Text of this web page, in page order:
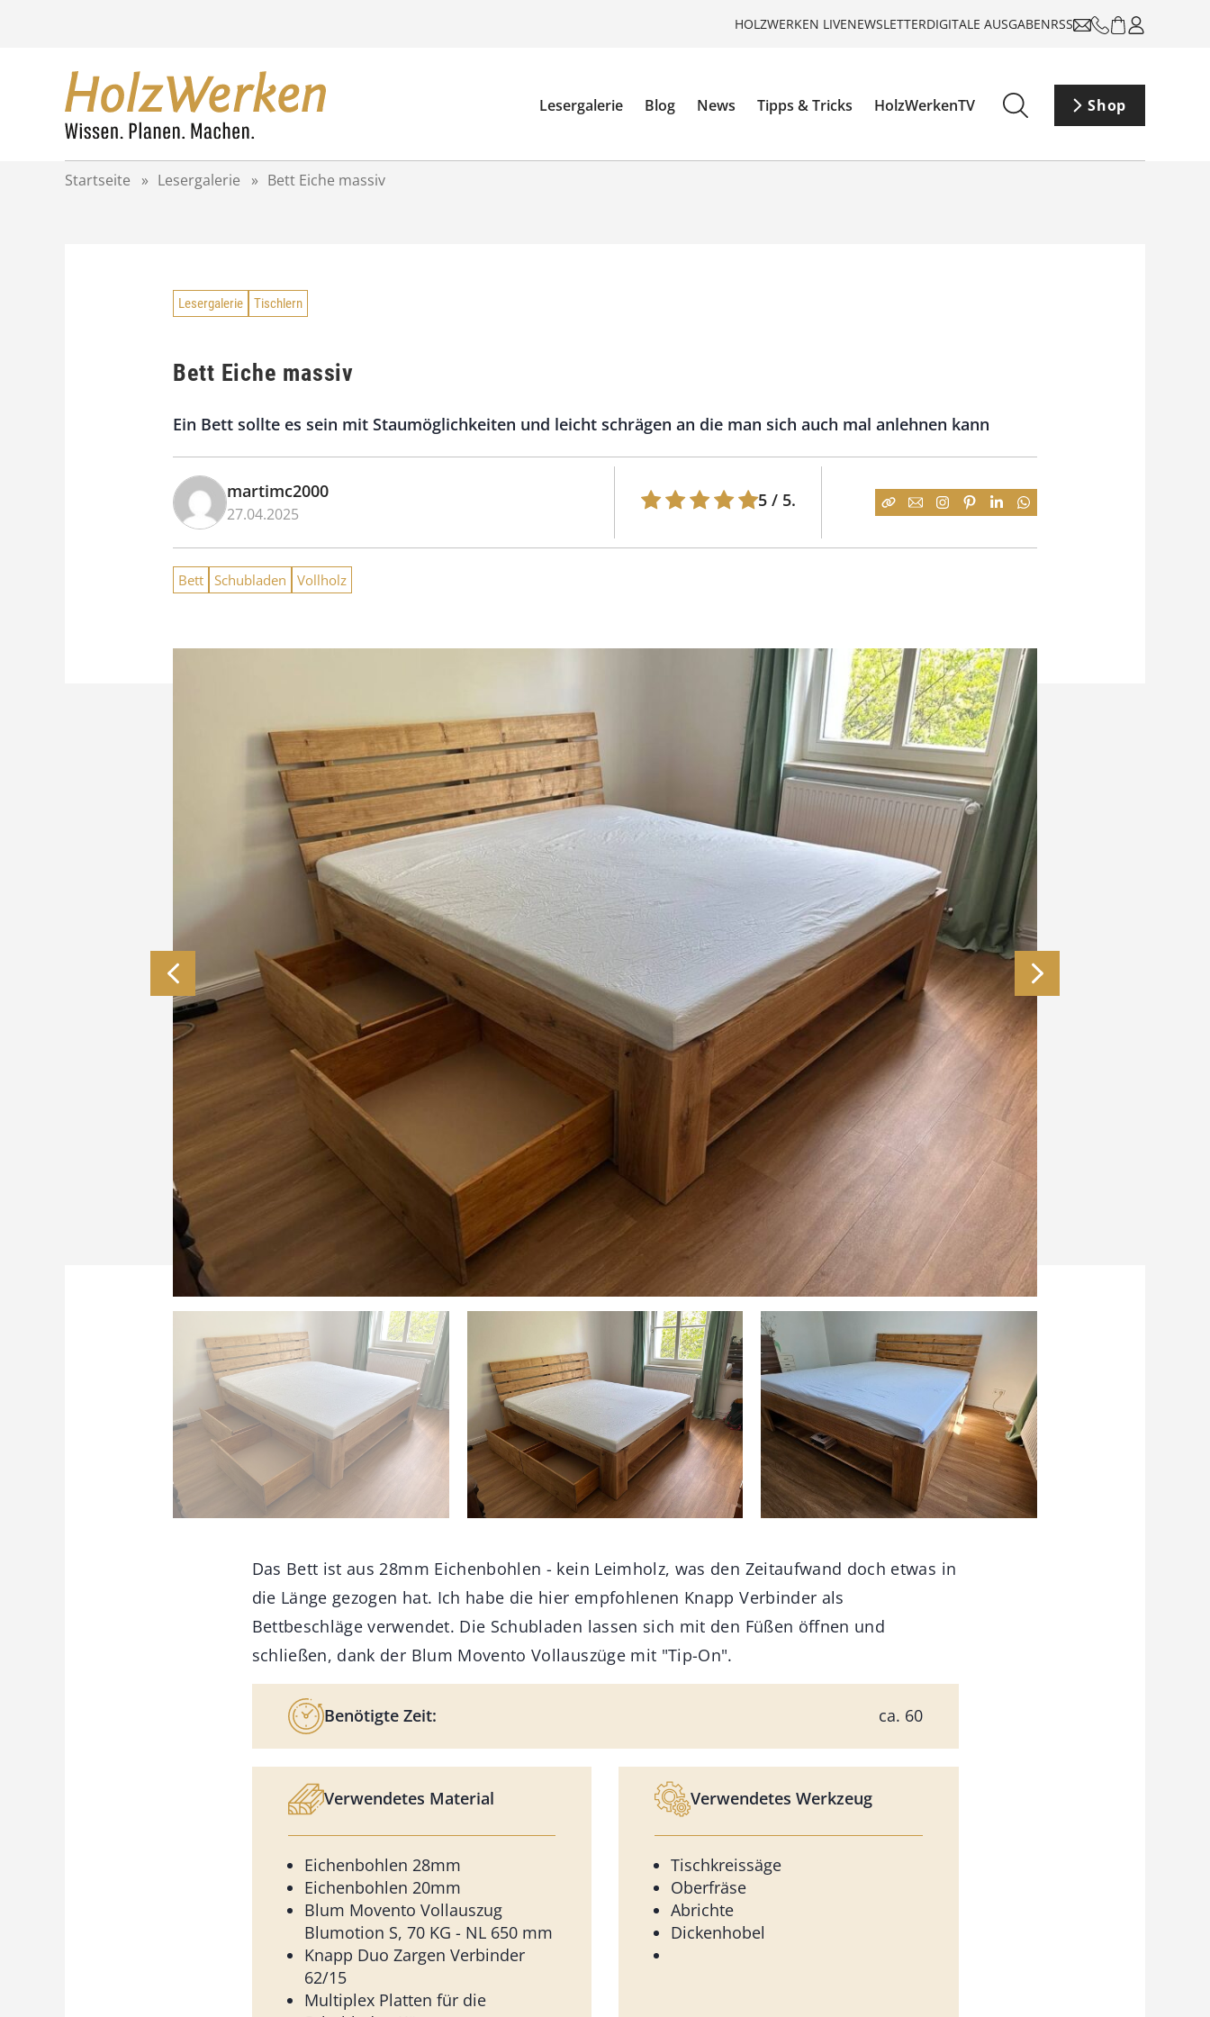
HOLZWERKEN LIVENEWSLETTERDIGITALE AUSGABENRSS
Lesergalerie Blog News Tipps & Tricks HolzWerkenTV Shop
Startseite » Lesergalerie » Bett Eiche massiv
Lesergalerie Tischlern
Bett Eiche massiv
Ein Bett sollte es sein mit Staumöglichkeiten und leicht schrägen an die man sich auch mal anlehnen kann
martimc2000
27.04.2025
5/ 5.
Bett Schubladen Vollholz
Das Bett ist aus 28mm Eichenbohlen - kein Leimholz, was den Zeitaufwand doch etwas in
die Länge gezogen hat. Ich habe die hier empfohlenen Knapp Verbinder als
Bettbeschläge verwendet. Die Schubladen lassen sich mit den Füßen öffnen und
schließen, dank der Blum Movento Vollauszüge mit "Tip-On".
Benötigte Zeit: ca. 60
Verwendetes Material
Eichenbohlen 28mm
Eichenbohlen 20mm
Blum Movento Vollauszug
Blumotion S, 70 KG - NL 650 mm
Knapp Duo Zargen Verbinder
62/15
Multiplex Platten für die
Verwendetes Werkzeug
Tischkreissäge
Oberfräse
Abrichte
Dickenhobel